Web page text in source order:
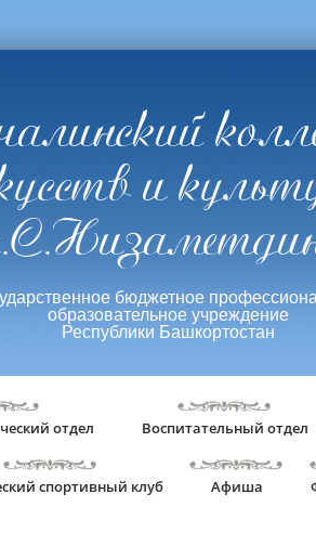
и
бюджетное
образовательное учреждение
Республики Башкортостан
отдел Воспитательный отдел
спортивный клуб Афиша